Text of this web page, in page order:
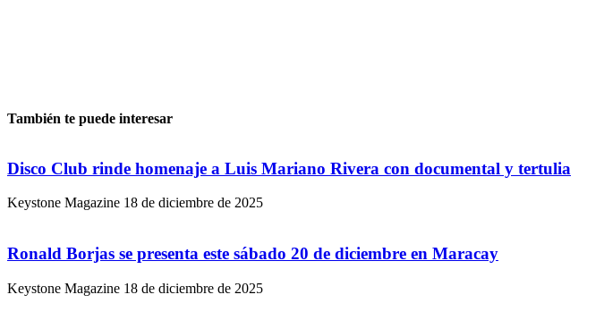
También te puede interesar
Disco Club rinde homenaje a Luis Mariano Rivera con documental y tertulia
Keystone Magazine 18 de diciembre de 2025
Ronald Borjas se presenta este sábado 20 de diciembre en Maracay
Keystone Magazine 18 de diciembre de 2025